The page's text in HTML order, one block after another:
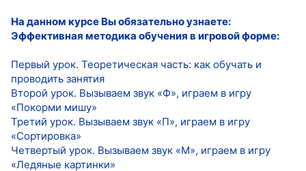
На данном курсе Вы обязательно узнаете:
Эффективная методика обучения в игровой форме:
Первый урок. Теоретическая часть: как обучать и
проводить занятия
Второй урок. Вызываем звук «Ф», играем в игру
«Покорми мишу»
Третий урок. Вызываем звук «П», играем в игру
«Сортировка»
Четвертый урок. Вызываем звук «М», играем в игру
«Ледяные картинки»